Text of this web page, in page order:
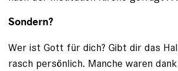
Sondern?
Wer ist Gott für dich? Gibt dir das
rasch persönlich. Manche waren